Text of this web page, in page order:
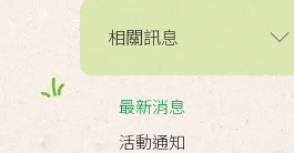
相關訊息
最新消息
活動通知